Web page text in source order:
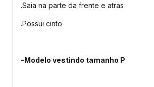
.Saia na parte da frente e atras
.Possui cinto
-Modelo vestindo tamanho P